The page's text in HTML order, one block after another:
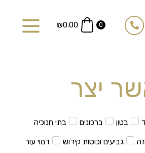
0
₪0.00
יצר
בטון ברכונים בתי חנוכיה
גביעים וכוסות קידוש דמוי עור